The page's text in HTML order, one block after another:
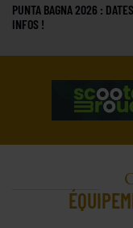
PUNTA BAGNA 2026 :
INFOS !